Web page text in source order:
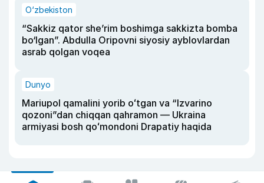
O‘zbekiston
“Sakkiz qator she’rim boshimga sakkizta bomba
bo‘lgan”. Abdulla Oripovni siyosiy ayblovlardan
asrab qolgan voqea
Dunyo
Mariupol qamalini yorib oʻtgan va “Izvarino
qozoni”dan chiqqan qahramon — Ukraina
armiyasi bosh qoʻmondoni Drapatiy haqida